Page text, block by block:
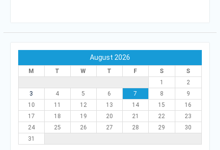
August 2026
M T W T F S
S
1
2
3
4 5 6 7 8
9
10
11 12 13 14 15
16
17
18 19 20 21 22
23
24
25 26 27 28 29
30
31